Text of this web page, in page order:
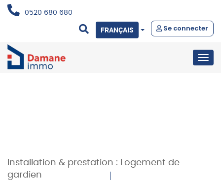
0520 680 680
Se connecter
FRANÇAIS
Installation & prestation : Logement de
gardien